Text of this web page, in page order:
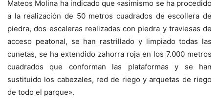
Mateos Molina ha indicado que «asimismo se ha procedido
a la realización de 50 metros cuadrados de escollera de
piedra, dos escaleras realizadas con piedra y traviesas de
acceso peatonal, se han rastrillado y limpiado todas las
cunetas, se ha extendido zahorra roja en los 7.000 metros
cuadrados que conforman las plataformas y se han
sustituido los cabezales, red de riego y arquetas de riego
de todo el parque».